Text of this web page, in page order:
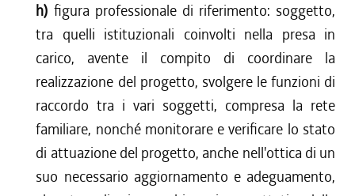
h) figura professionale di riferimento: soggetto,
tra quelli istituzionali coinvolti nella presa in
carico, avente il compito di coordinare la
realizzazione del progetto, svolgere le funzioni di
raccordo tra i vari soggetti, compresa la rete
familiare, nonché monitorare e verificare lo stato
di attuazione del progetto, anche nell'ottica di un
suo necessario aggiornamento e adeguamento,